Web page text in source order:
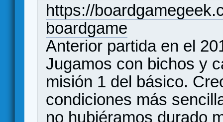
https://
boardgame
Anterior partida en el
Jugamos con bichos y
misión 1 del básico.
condiciones más
no hubiéramos durado